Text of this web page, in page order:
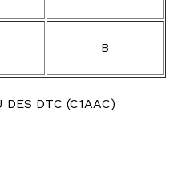
B
DES DTC (C1AAC)